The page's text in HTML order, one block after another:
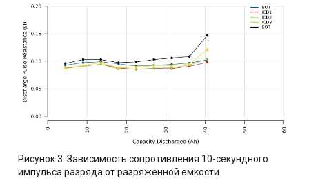
Рисунок 3. Зависимость сопротивления 10-секундного
импульса разряда от разряженной емкости